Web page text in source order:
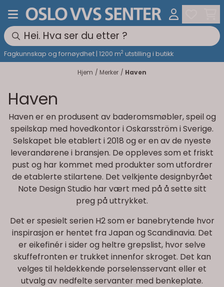
Hopp til innhold
Fagkunnskap og fornøydhet | 1200 m2 utstilling i butikk
Hjem / Merker / Haven
Haven
Haven er en produsent av baderomsmøbler, speil og
speilskap med hovedkontor i Oskarsström i Sverige.
Selskapet ble etablert i 2018 og er en av de nyeste
leverandørene i bransjen. De oppleves som et friskt
pust og har kommet med produkter som utfordrer
de etablerte stilartene. Det velkjente designbyrået
Note Design Studio har vært med på å sette sitt
preg på uttrykket.
Det er spesielt serien H2 som er banebrytende hvor
inspirasjon er hentet fra Japan og Scandinavia. Det
er eikefinér i sider og heltre grepslist, hvor selve
skuffefronten er trukket innenfor skroget. Det kan
velges til heldekkende porselensservant eller et
utvalg av nedfelte servanter med benkeplate.